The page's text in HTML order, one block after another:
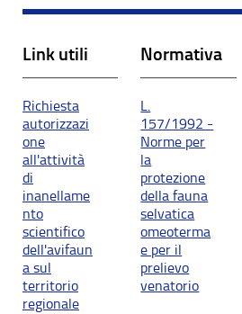
Link utili
Richiesta
autorizzazi
one
all'attività
di
inanellame
nto
scientifico
dell'avifaun
a sul
territorio
regionale
Normativa
L.
157/1992 -
Norme per
la
protezione
della fauna
selvatica
omeoterma
e per il
prelievo
venatorio